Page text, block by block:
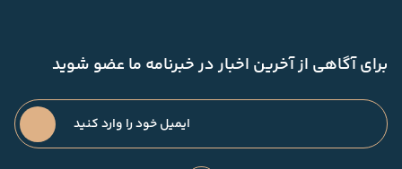
برای آگاهی از آخرین اخبار در خبرنامه ما عضو شوید